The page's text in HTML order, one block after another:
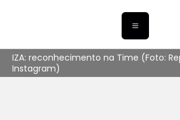
IZA: reconhecimento na Time (Foto:
Instagram)